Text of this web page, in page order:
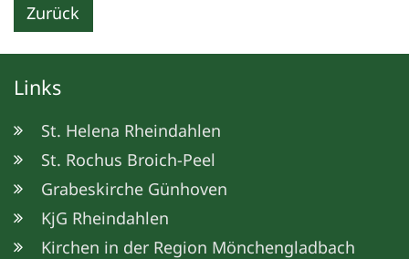
Zurück
Links
St. Helena Rheindahlen
St. Rochus Broich-Peel
Grabeskirche Günhoven
KjG Rheindahlen
Kirchen in der Region Mönchengladbach